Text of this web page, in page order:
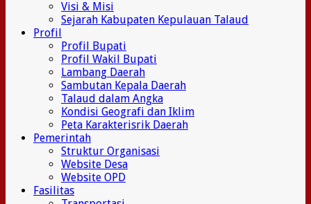
Visi & Misi
Sejarah Kabupaten Kepulauan Talaud
Profil
Profil Bupati
Profil Wakil Bupati
Lambang Daerah
Sambutan Kepala Daerah
Talaud dalam Angka
Kondisi Geografi dan Iklim
Peta Karakterisrik Daerah
Pemerintah
Struktur Organisasi
Website Desa
Website OPD
Fasilitas